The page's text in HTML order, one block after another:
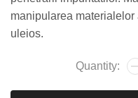
manipularea
uleios.